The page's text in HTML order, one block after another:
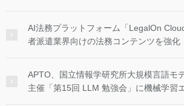
AI法務プラットフォーム「LegalOn
者派遣業界向けの法務コンテンツを強化
APTO、国立情報学研究所大規模言語モ
主催「第15回 LLM 勉強会」に機械学習